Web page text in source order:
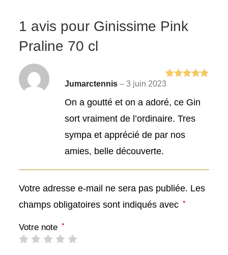
1 avis pour Ginissime Pink
Praline 70 cl
Note
5
Jumarctennis– 3 juin 2023
On a goutté et on a adoré, ce Gin
sort vraiment de l’ordinaire. Tres
sympa et apprécié de par nos
amies, belle découverte.
Votre adresse e-mail ne sera pas publiée. Les
champs obligatoires sont indiqués avec *
Votre note *